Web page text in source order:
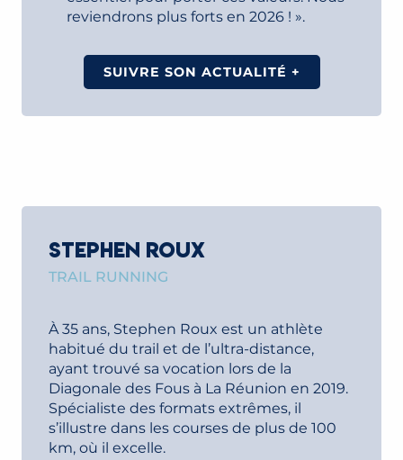
reviendrons plus forts en 2026 ! ».
SUIVRE SON ACTUALITÉ +
STEPHEN ROUX
TRAIL RUNNING
À 35 ans, Stephen Roux est un athlète
habitué du trail et de l’ultra-distance,
ayant trouvé sa vocation lors de la
Diagonale des Fous à La Réunion en 2019.
Spécialiste des formats extrêmes, il
s’illustre dans les courses de plus de 100
km, où il excelle.